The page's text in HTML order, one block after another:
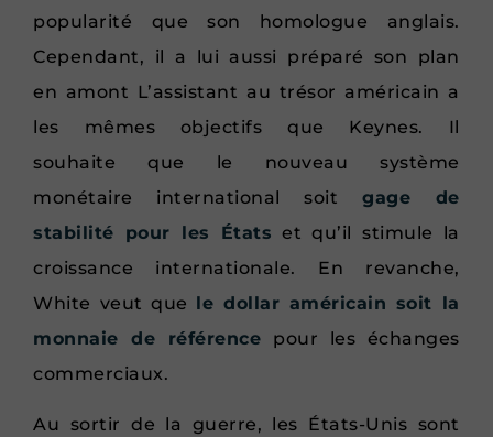
popularité que son homologue anglais.
Cependant, il a lui aussi préparé son plan
en amont L’assistant au trésor américain a
les mêmes objectifs que Keynes. Il
souhaite que le nouveau système
monétaire international soit gage de
stabilité pour les États et qu’il stimule la
croissance internationale. En revanche,
White veut que le dollar américain soit la
monnaie de référence pour les échanges
commerciaux.
Au sortir de la guerre, les États-Unis sont